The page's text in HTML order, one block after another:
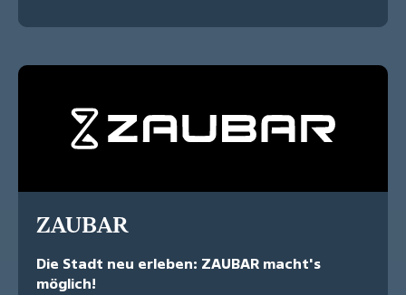
ZAUBAR
Die Stadt neu erleben: ZAUBAR macht's
möglich!